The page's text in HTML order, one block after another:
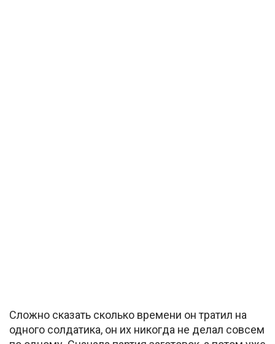
Сложно сказать сколько времени он тратил на
одного солдатика, он их никогда не делал совсем